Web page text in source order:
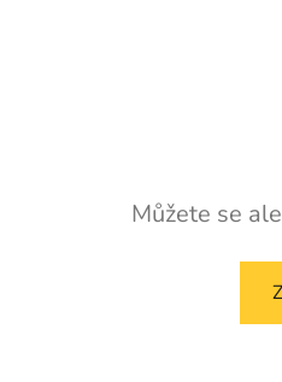
Můžete se